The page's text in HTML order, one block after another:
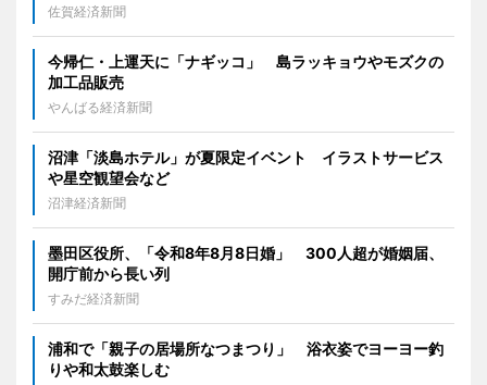
佐賀経済新聞
今帰仁・上運天に「ナギッコ」 島ラッキョウやモズクの
加工品販売
やんばる経済新聞
沼津「淡島ホテル」が夏限定イベント イラストサービス
や星空観望会など
沼津経済新聞
墨田区役所、「令和8年8月8日婚」 300人超が婚姻届、
開庁前から長い列
すみだ経済新聞
浦和で「親子の居場所なつまつり」 浴衣姿でヨーヨー釣
りや和太鼓楽しむ